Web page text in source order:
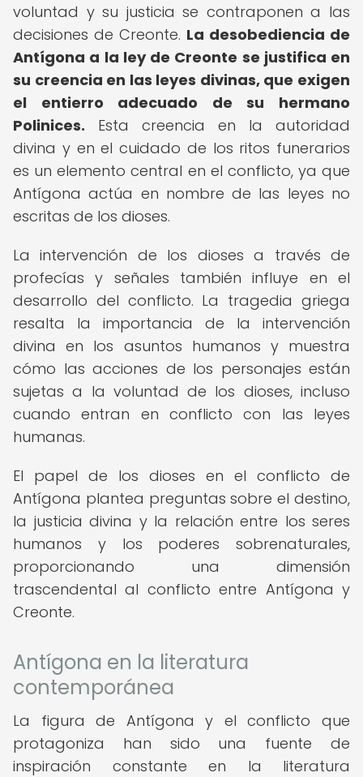
voluntad y su justicia se contraponen a las
decisiones de Creonte. La desobediencia de
Antígona a la ley de Creonte se justifica en
su creencia en las leyes divinas, que exigen
el entierro adecuado de su hermano
Polinices. Esta creencia en la autoridad
divina y en el cuidado de los ritos funerarios
es un elemento central en el conflicto, ya que
Antígona actúa en nombre de las leyes no
escritas de los dioses.
La intervención de los dioses a través de
profecías y señales también influye en el
desarrollo del conflicto. La tragedia griega
resalta la importancia de la intervención
divina en los asuntos humanos y muestra
cómo las acciones de los personajes están
sujetas a la voluntad de los dioses, incluso
cuando entran en conflicto con las leyes
humanas.
El papel de los dioses en el conflicto de
Antígona plantea preguntas sobre el destino,
la justicia divina y la relación entre los seres
humanos y los poderes sobrenaturales,
proporcionando una dimensión
trascendental al conflicto entre Antígona y
Creonte.
Antígona en la literatura
contemporánea
La figura de Antígona y el conflicto que
protagoniza han sido una fuente de
inspiración constante en la literatura